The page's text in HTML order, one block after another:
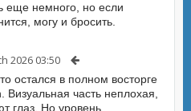
еще немного, но если
могу и бросить.
2026 03:50
остался в полном восторге
Визуальная часть неплохая,
глаз. Но уровень